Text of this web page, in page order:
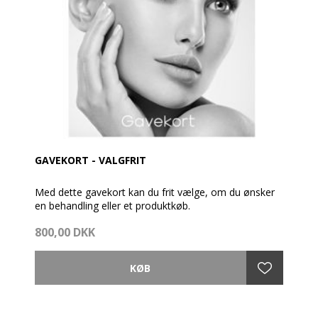
GAVEKORT - VALGFRIT
Med dette gavekort kan du frit vælge, om du ønsker
en behandling eller et produktkøb.
Gavekortet pakkes fint ind med brochure og en
Så vidt muligt afsendes gavekortet samme dag som
bestillingen er modtaget - dog før kl. 14
800,00 DKK